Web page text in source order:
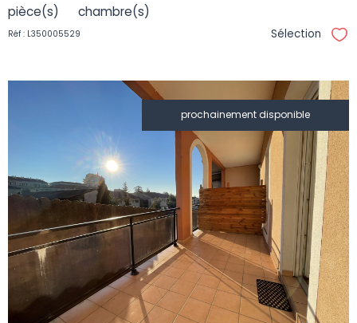
pièce(s) chambre(s)
Réf : L350005529 Sélection
prochainement disponible
VOIR LE
BIEN